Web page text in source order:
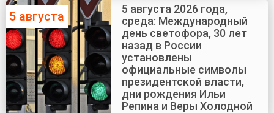
5 августа
5 августа 2026 года,
среда: Международный
день светофора, 30 лет
назад в России
установлены
официальные символы
президентской власти,
дни рождения Ильи
Репина и Веры Холодной